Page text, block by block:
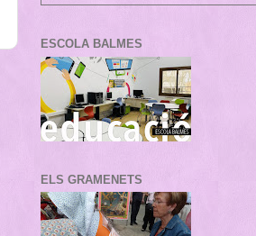
ESCOLA BALMES
ELS GRAMENETS